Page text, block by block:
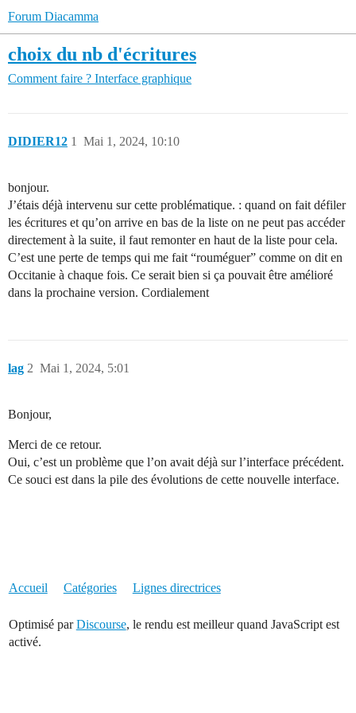
Forum Diacamma
choix du nb d'écritures
Comment faire ? Interface graphique
DIDIER12 Mai 1, 2024, 10:10
1
bonjour.
J’étais déjà intervenu sur cette problématique. : quand on fait défiler
les écritures et qu’on arrive en bas de la liste on ne peut pas accéder
directement à la suite, il faut remonter en haut de la liste pour cela.
C’est une perte de temps qui me fait “rouméguer” comme on dit en
Occitanie à chaque fois. Ce serait bien si ça pouvait être amélioré
dans la prochaine version. Cordialement
lag Mai 1, 2024, 5:01
2
Bonjour,
Merci de ce retour.
Oui, c’est un problème que l’on avait déjà sur l’interface précédent.
Ce souci est dans la pile des évolutions de cette nouvelle interface.
Accueil Catégories Lignes directrices
Optimisé parDiscourse, le rendu est meilleur quand JavaScript est
activé.